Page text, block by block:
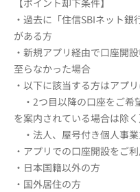
・過去に「住信SBIネット
がある方
・新規アプリ経由で口座開
至らなかった場合
・以下に該当する方はアプ
・2つ目以降の口座をご希
を案内されている場合は除く
・法人、屋号付き個人事
・アプリでの口座開設をご
・日本国籍以外の方
・国外居住の方